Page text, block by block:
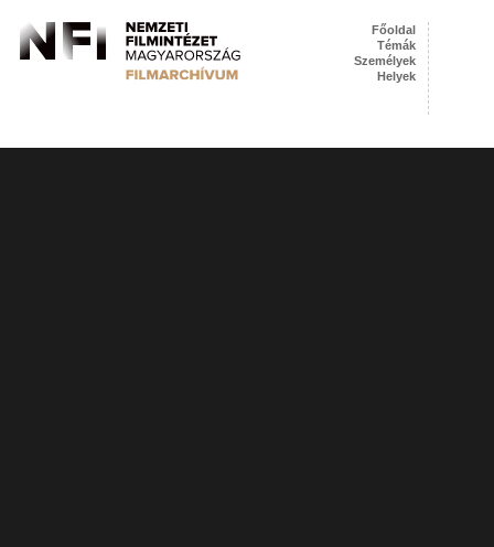
Főoldal
Témák
Személyek
Helyek